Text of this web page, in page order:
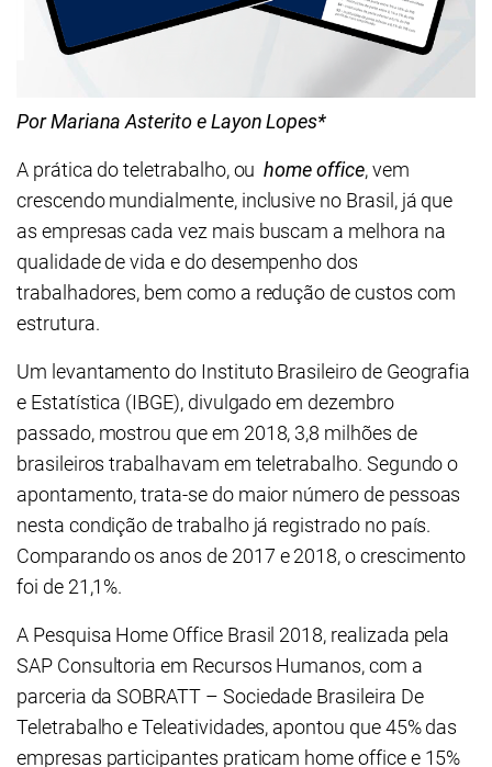
Por Mariana Asterito e Layon Lopes*
A prática do teletrabalho, ouhomeoffice, vem
crescendo mundialmente, inclusive no Brasil, já que
as empresas cada vez mais buscam a melhora na
qualidade de vida e do desempenho dos
trabalhadores, bem como a redução de custos com
estrutura.
Um levantamento do Instituto Brasileiro de Geografia
e Estatística (IBGE), divulgado em dezembro
passado, mostrou que em 2018, 3,8 milhões de
brasileiros trabalhavam em teletrabalho. Segundo o
apontamento, trata-se do maior número de pessoas
nesta condição de trabalho já registrado no país.
Comparando os anos de 2017 e 2018, o crescimento
foi de 21,1%.
A Pesquisa Home Office Brasil 2018, realizada pela
SAP Consultoria em Recursos Humanos, com a
parceria da SOBRATT – Sociedade Brasileira De
Teletrabalho e Teleatividades, apontou que 45% das
empresas participantes praticam home office e 15%